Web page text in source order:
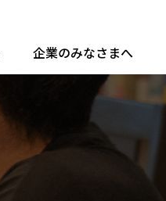
企業のみなさまへ